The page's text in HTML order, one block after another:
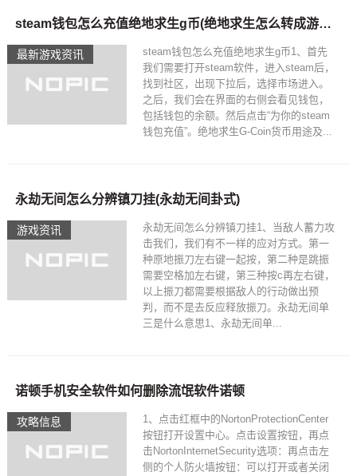
最新游戏资讯
steam钱包怎么充值绝地求生g币(绝地求生怎么转成游戏G币)
steam钱包怎么充值绝地求生g币1、首先
我们需要打开steam软件，进入steam后，
找到社区，出现下拉后，选择市场进入。
之后，我们会在界面的右侧会看见钱包，
包括钱包的余额。然后点击“为你的steam
钱包充值”。绝地求生G-Coin货币用途及...
游戏资讯
永劫无间怎么分辨镇刀挂(永劫无间卦式)
永劫无间怎么分辨镇刀挂1、当敌人蓄力攻
击我们，我们有不一样的应对方式。第一
种原地振刀左右键一起按，第二种是跳振
需要空格加左右键，第三种按c再左右键，
以上振刀都需要根据敌人的行动做出预
判，而不是去反应释放振刀。永劫无间单
三是什么意思1、永劫无间单...
攻略信息
诺顿手机安全软件如何删除流氓软件诺顿
1、点击红框中的NortonProtectionCenter
按钮打开设置中心。点击设置按钮，再点
击NortonInternetSecurity选项：再点击左
侧的个人防火墙按钮：可以打开或者关闭